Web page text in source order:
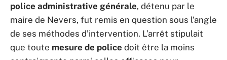
police administrative générale, détenu par le
maire de Nevers, fut remis en question sous l’angle
de ses méthodes d’intervention. L’arrêt stipulait
que toute mesure de police doit être la moins